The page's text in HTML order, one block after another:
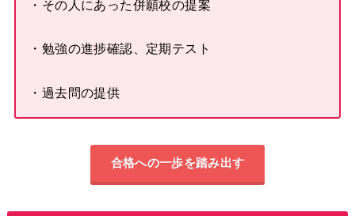
・その人にあった併願校の提案
・勉強の進捗確認、定期テスト
・過去問の提供
合格への一歩を踏み出す